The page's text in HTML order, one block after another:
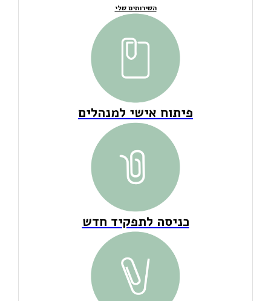
השירותים שלי
פיתוח אישי למנהלים
כניסה לתפקיד חדש